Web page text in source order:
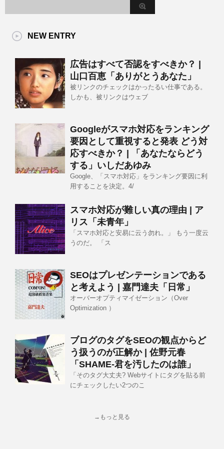
NEW ENTRY
広告はすべて否認をすべきか？ |
山口百恵「ありがとうあなた」
被リンクのチェックはかったるい仕事である。
しかも、被リンクはウェブ
Googleがスマホ対応をランキング
要因として重視すると発表 どう対
応すべきか？ | 「あなたならどう
する」いしだあゆみ
Google、「スマホ対応」をランキング要因に利
用することを決定。4/
スマホ対応が難しい真の理由 | ア
リス「未青年」
「スマホ対応と安易に云う勿れ。」 もう一度云
うのだ。 「ス
SEOはプレゼンテーションである
と考えよう | 嘉門達夫「日常」
オーバーオプティマイゼーション（Over
Optimization ）
ブログのタグをSEOの観点からど
う扱うのが正解か | 佐野元春
「SHAME-君を汚したのは誰」
「そのタグ大丈夫? Webサイトにタグを貼る前
にチェックしたい2つのこ
→もっと見る